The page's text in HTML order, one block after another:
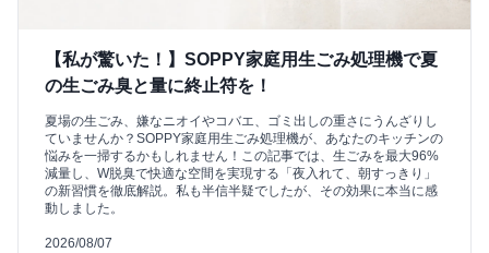
【私が驚いた！】SOPPY家庭用生ごみ処理機で夏
の生ごみ臭と量に終止符を！
夏場の生ごみ、嫌なニオイやコバエ、ゴミ出しの重さにうんざりし
ていませんか？SOPPY家庭用生ごみ処理機が、あなたのキッチンの
悩みを一掃するかもしれません！この記事では、生ごみを最大96%
減量し、W脱臭で快適な空間を実現する「夜入れて、朝すっきり」
の新習慣を徹底解説。私も半信半疑でしたが、その効果に本当に感
動しました。
2026/08/07